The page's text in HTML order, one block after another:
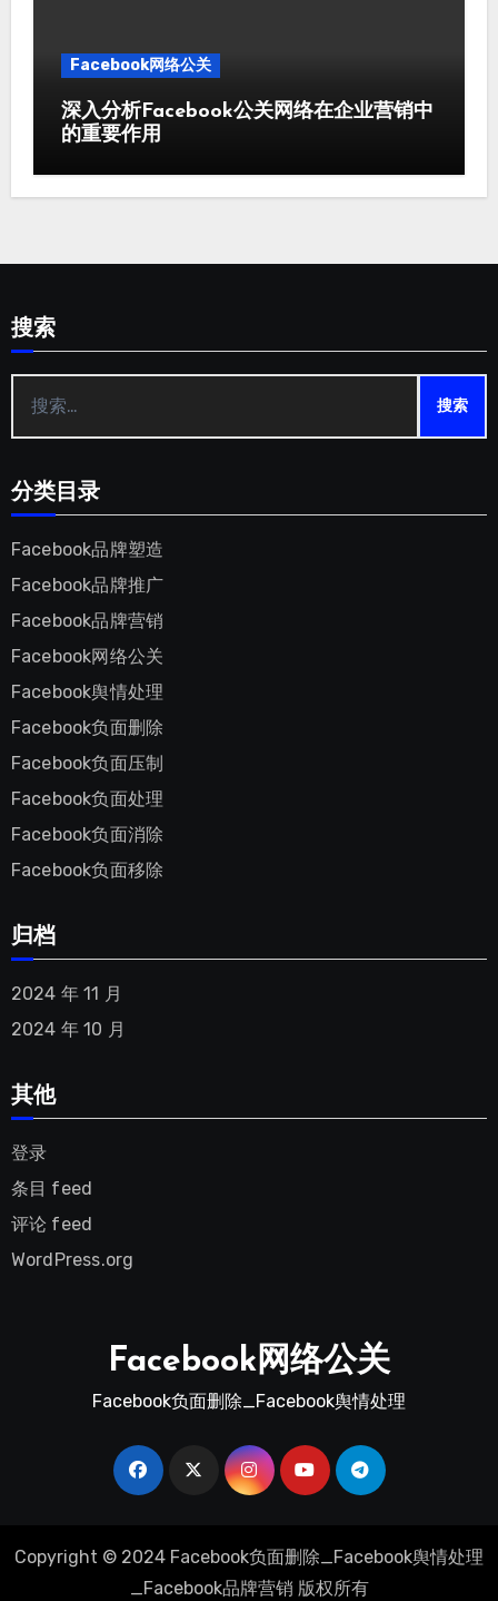
Facebook网络公关
深入分析Facebook公关网络在企业营销中
的重要作用
搜索
索：
分类目录
Facebook品牌塑造
Facebook品牌推广
Facebook品牌营销
Facebook网络公关
Facebook舆情处理
Facebook负面删除
Facebook负面压制
Facebook负面处理
Facebook负面消除
Facebook负面移除
归档
2024 年 11 月
2024 年 10 月
其他
登录
条目 feed
评论 feed
WordPress.org
Facebook网络公关
Facebook负面删除_Facebook舆情处理
Copyright © 2024 Facebook负面删除_Facebook舆情处理
_Facebook品牌营销 版权所有